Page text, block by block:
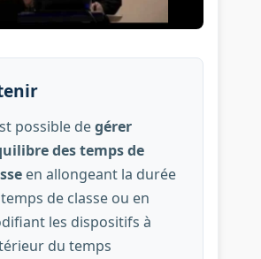
possible degérer
des temps de
en allongeant la durée
de classe ou en
les dispositifs à
du temps